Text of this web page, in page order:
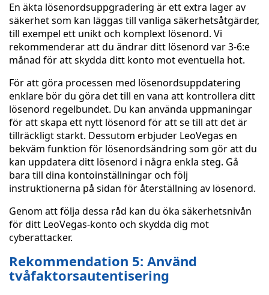
En äkta lösenordsuppgradering är ett extra lager av
säkerhet som kan läggas till vanliga säkerhetsåtgärder,
till exempel ett unikt och komplext lösenord. Vi
rekommenderar att du ändrar ditt lösenord var 3-6:e
månad för att skydda ditt konto mot eventuella hot.
För att göra processen med lösenordsuppdatering
enklare bör du göra det till en vana att kontrollera ditt
lösenord regelbundet. Du kan använda uppmaningar
för att skapa ett nytt lösenord för att se till att det är
tillräckligt starkt. Dessutom erbjuder LeoVegas en
bekväm funktion för lösenordsändring som gör att du
kan uppdatera ditt lösenord i några enkla steg. Gå
bara till dina kontoinställningar och följ
instruktionerna på sidan för återställning av lösenord.
Genom att följa dessa råd kan du öka säkerhetsnivån
för ditt LeoVegas-konto och skydda dig mot
cyberattacker.
Rekommendation 5: Använd
tvåfaktorsautentisering